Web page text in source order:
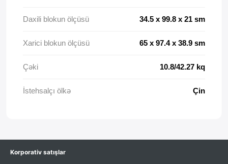
Daxili blokun ölçüsü 34.5 x 99.8 x 21 sm
Xarici blokun ölçüsü 65 x 97.4 x 38.9 sm
Çəki 10.8/42.27 kq
İstehsalçı ölkə Çin
Korporativ satışlar